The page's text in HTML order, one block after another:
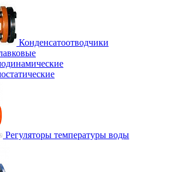
Конденсатоотводчики
Регуляторы температуры воды